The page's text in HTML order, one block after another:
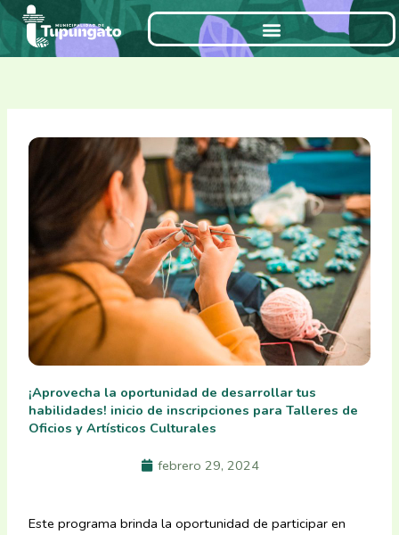
Ir
contenido
¡Aprovecha la oportunidad de desarrollar tus
habilidades! inicio de inscripciones para Talleres de
Oficios y Artísticos Culturales
febrero 29, 2024
Este programa brinda la oportunidad de participar en